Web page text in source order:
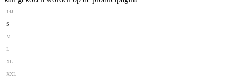
14J
S
M
L
XL
XXL